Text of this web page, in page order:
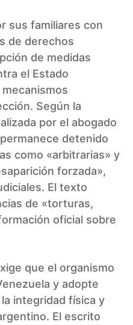
sus familiares con
de derechos
de medidas
el Estado
Según la
por el abogado
detenido
como «arbitrarias» y
forzada»,
El texto
de «torturas,
oficial sobre
que el organismo
y adopte
integridad física y
El escrito